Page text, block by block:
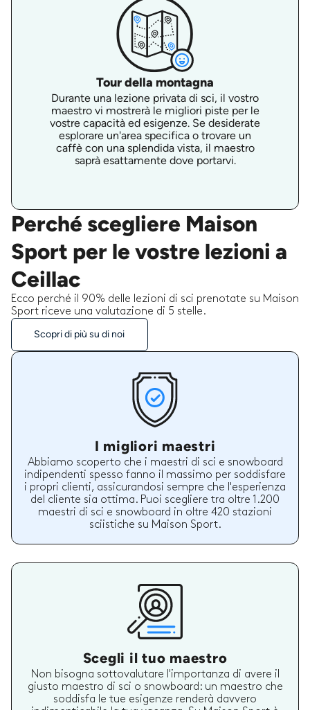
Tour della montagna
Durante una lezione privata di sci, il vostro
maestro vi mostrerà le migliori piste per le
vostre capacità ed esigenze. Se desiderate
esplorare un'area specifica o trovare un
caffè con una splendida vista, il maestro
saprà esattamente dove portarvi.
Perché scegliere Maison
Sport per le vostre lezioni a
Ceillac
Ecco perché il 90% delle lezioni di sci prenotate su Maison
Sport riceve una valutazione di 5 stelle.
Scopri di più su di noi
I migliori maestri
Abbiamo scoperto che i maestri di sci e snowboard
indipendenti spesso fanno il massimo per soddisfare
i propri clienti, assicurandosi sempre che l'esperienza
del cliente sia ottima. Puoi scegliere tra oltre 1.200
maestri di sci e snowboard in oltre 420 stazioni
sciistiche su Maison Sport.
Scegli il tuo maestro
Non bisogna sottovalutare l'importanza di avere il
giusto maestro di sci o snowboard: un maestro che
soddisfa le tue esigenze renderà davvero